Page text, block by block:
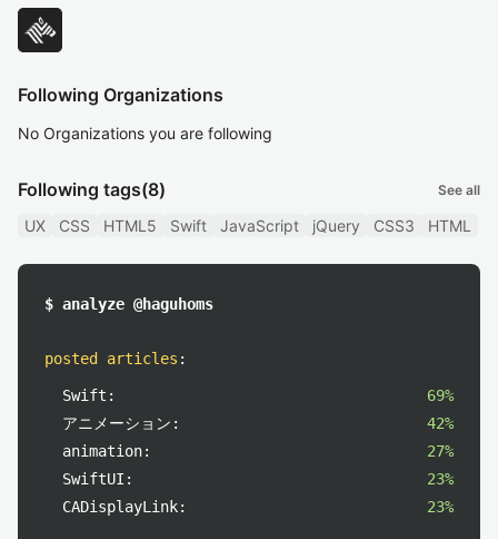
Following Organizations
No Organizations you are following
Following tags(8) See all
UX CSS HTML5 Swift JavaScript jQuery CSS3 HTML
$ analyze @haguhoms
posted articles :
Swift:
69%
アニメーション:
42%
animation:
27%
SwiftUI:
23%
CADisplayLink:
23%